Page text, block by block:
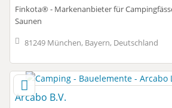
Finkota® - Markenanbieter für
Saunen
81249 München, Bayern, Deutschland
Arcabo B.V.